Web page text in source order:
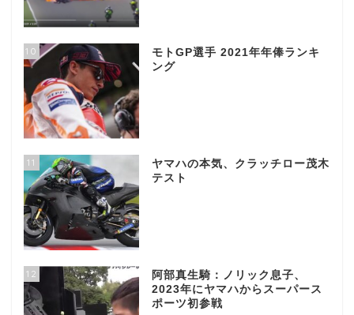
10
モトGP選手 2021年年俸ランキ
ング
11
ヤマハの本気、クラッチロー茂木
テスト
12
阿部真生騎：ノリック息子、
2023年にヤマハからスーパース
ポーツ初参戦